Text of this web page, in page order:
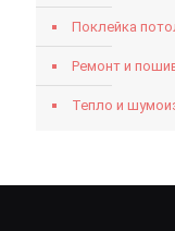
Поклейка
Ремонт и
Тепло и